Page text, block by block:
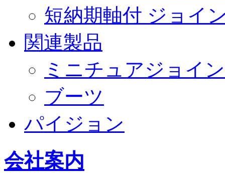
短納期軸付 ジョイ
関連製品
ミニチュアジョイ
ブーツ
パイジョン
会社案内